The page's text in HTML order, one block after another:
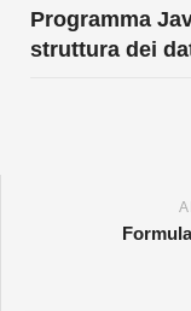
Programma
struttura dei